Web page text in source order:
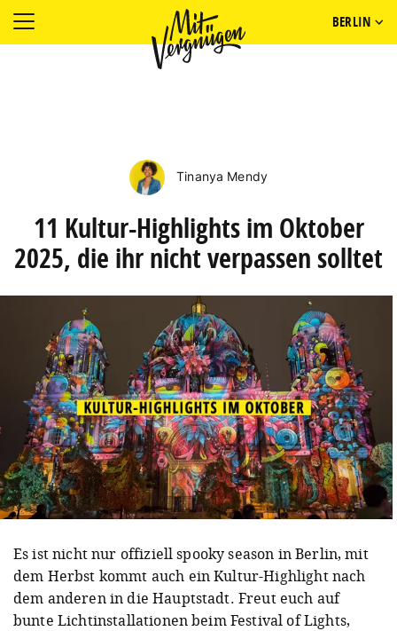
BERLIN
Tinanya Mendy
11 Kultur-Highlights im Oktober
2025, die ihr nicht verpassen solltet
Es ist nicht nur offiziell spooky season in Berlin, mit
dem Herbst kommt auch ein Kultur-Highlight nach
dem anderen in die Hauptstadt. Freut euch auf
bunte Lichtinstallationen beim Festival of Lights,